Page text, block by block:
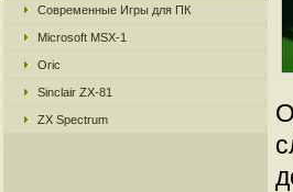
Современные Игры для ПК
Microsoft MSX-1
Oric
Sinclair ZX-81
ZX Spectrum